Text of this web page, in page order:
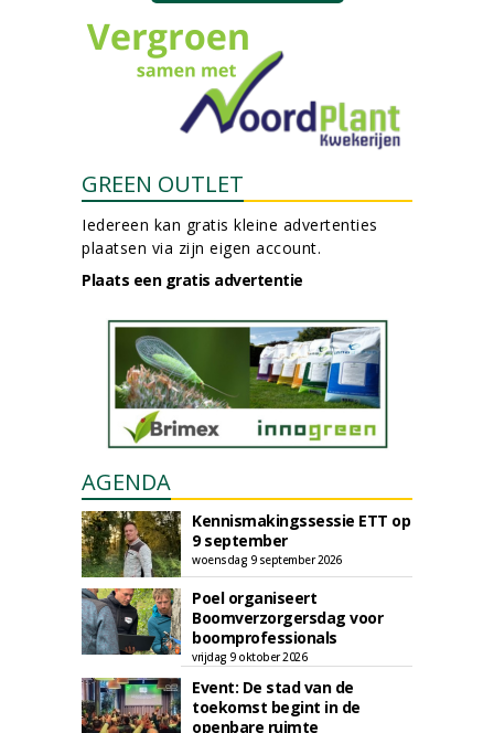
GREEN OUTLET
Iedereen kan gratis kleine advertenties
plaatsen via zijn eigen account.
Plaats een gratis advertentie
AGENDA
Kennismakingssessie ETT op
9 september
woensdag 9 september 2026
Poel organiseert
Boomverzorgersdag voor
boomprofessionals
vrijdag 9 oktober 2026
Event: De stad van de
toekomst begint in de
openbare ruimte